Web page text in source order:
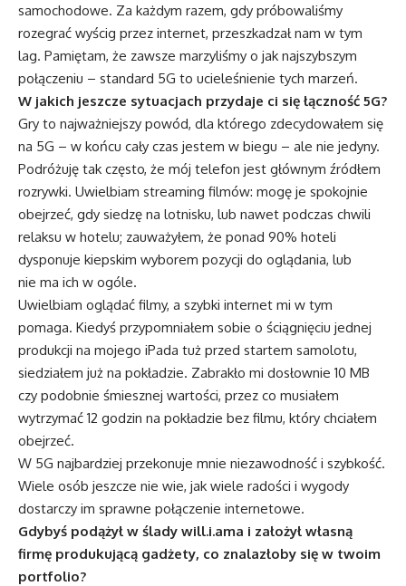
samochodowe. Za każdym razem, gdy próbowaliśmy
rozegrać wyścig przez internet, przeszkadzał nam w tym
lag. Pamiętam, że zawsze marzyliśmy o jak najszybszym
połączeniu – standard 5G to ucieleśnienie tych marzeń.
W jakich jeszcze sytuacjach przydaje ci się łączność 5G?
Gry to najważniejszy powód, dla którego zdecydowałem się
na 5G – w końcu cały czas jestem w biegu – ale nie jedyny.
Podróżuję tak często, że mój telefon jest głównym źródłem
rozrywki. Uwielbiam streaming filmów: mogę je spokojnie
obejrzeć, gdy siedzę na lotnisku, lub nawet podczas chwili
relaksu w hotelu; zauważyłem, że ponad 90% hoteli
dysponuje kiepskim wyborem pozycji do oglądania, lub
nie ma ich w ogóle.
Uwielbiam oglądać filmy, a szybki internet mi w tym
pomaga. Kiedyś przypomniałem sobie o ściągnięciu jednej
produkcji na mojego iPada tuż przed startem samolotu,
siedziałem już na pokładzie. Zabrakło mi dosłownie 10 MB
czy podobnie śmiesznej wartości, przez co musiałem
wytrzymać 12 godzin na pokładzie bez filmu, który chciałem
obejrzeć.
W 5G najbardziej przekonuje mnie niezawodność i szybkość.
Wiele osób jeszcze nie wie, jak wiele radości i wygody
dostarczy im sprawne połączenie internetowe.
Gdybyś podążył w ślady will.i.ama i założył własną
firmę produkującą gadżety, co znalazłoby się w twoim
portfolio?